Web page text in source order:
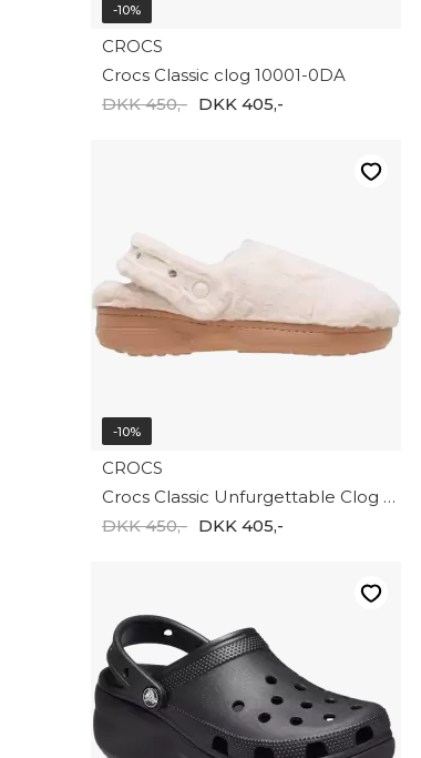
-10%
CROCS
Crocs Classic clog 10001-0DA
DKK 450,- DKK 405,-
-10%
CROCS
Crocs Classic Unfurgettable Clog 211116-6UR
DKK 450,- DKK 405,-